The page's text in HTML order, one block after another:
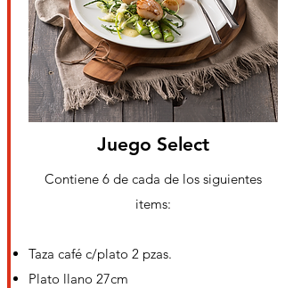
Juego Select
Contiene 6 de cada de los siguientes
items:
Taza café c/plato 2 pzas.
Plato llano 27cm